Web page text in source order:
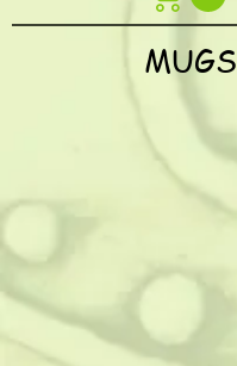
MUGS